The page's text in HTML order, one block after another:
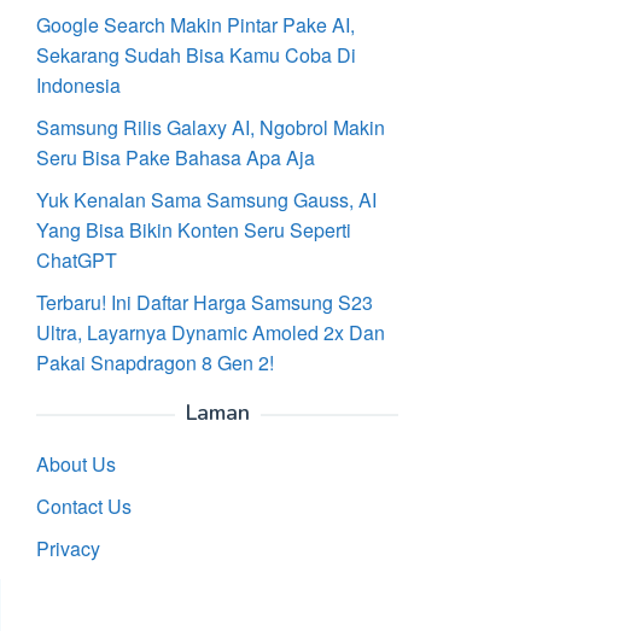
Google Search Makin Pintar Pake AI,
Sekarang Sudah Bisa Kamu Coba Di
Indonesia
Samsung Rilis Galaxy AI, Ngobrol Makin
Seru Bisa Pake Bahasa Apa Aja
Yuk Kenalan Sama Samsung Gauss, AI
Yang Bisa Bikin Konten Seru Seperti
ChatGPT
Terbaru! Ini Daftar Harga Samsung S23
Ultra, Layarnya Dynamic Amoled 2x Dan
Pakai Snapdragon 8 Gen 2!
Laman
About Us
Contact Us
Privacy